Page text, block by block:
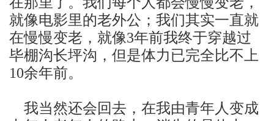
就像电影里的老外公；我们其实一直就
在慢慢变老，就像3年前我终于穿越过
毕棚沟长坪沟，但是体力已完全比不上
10余年前。
我当然还会回去，在我由青年人变成